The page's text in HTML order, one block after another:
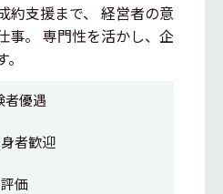
約支援まで、 経営者の意
事。 専門性を活かし、企
者優遇
者歓迎
価